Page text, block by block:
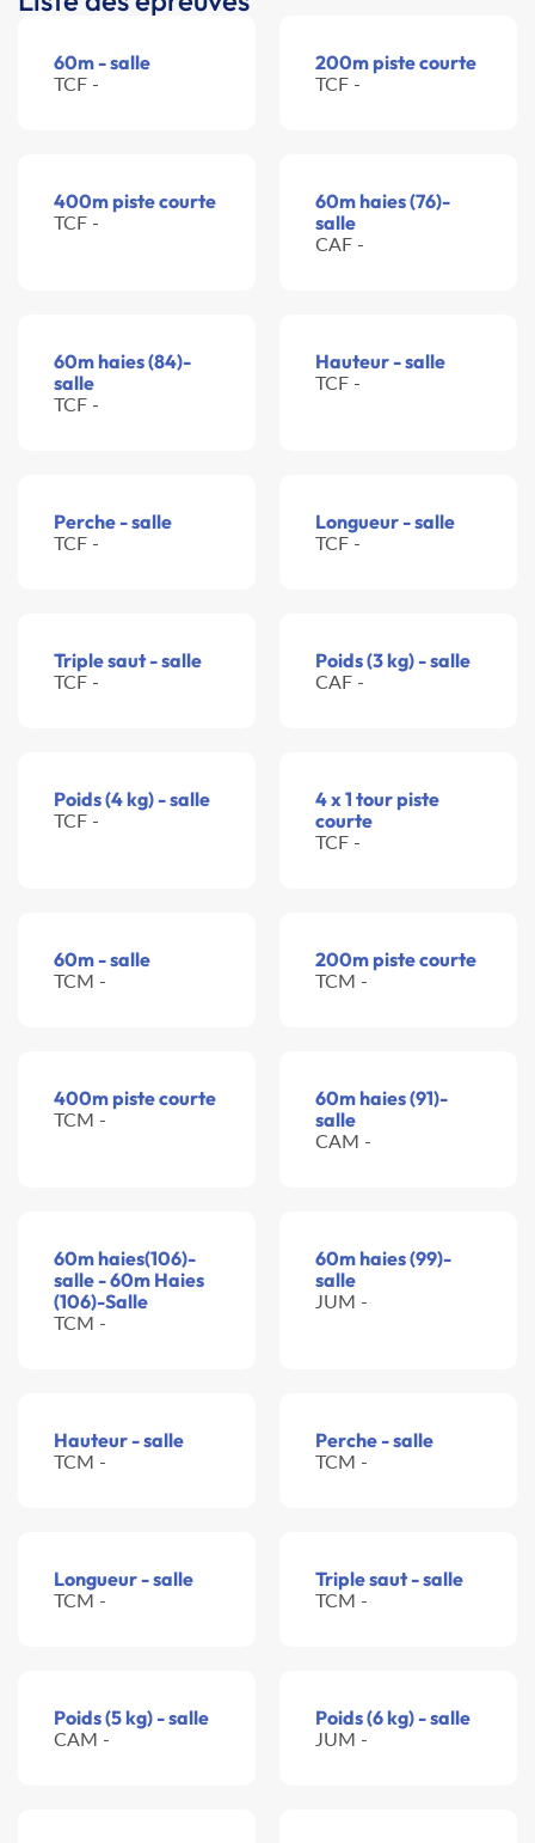
60m - salle
TCF -
200m piste courte
TCF -
400m piste courte
TCF -
60m haies (76)-
salle
CAF -
60m haies (84)-
salle
TCF -
Hauteur - salle
TCF -
Perche - salle
TCF -
Longueur - salle
TCF -
Triple saut - salle
TCF -
Poids (3 kg) - salle
CAF -
Poids (4 kg) - salle
TCF -
4 x 1 tour piste
courte
TCF -
60m - salle
TCM -
200m piste courte
TCM -
400m piste courte
TCM -
60m haies (91)-
salle
CAM -
60m haies(106)-
salle - 60m Haies
(106)-Salle
TCM -
60m haies (99)-
salle
JUM -
Hauteur - salle
TCM -
Perche - salle
TCM -
Longueur - salle
TCM -
Triple saut - salle
TCM -
Poids (5 kg) - salle
CAM -
Poids (6 kg) - salle
JUM -